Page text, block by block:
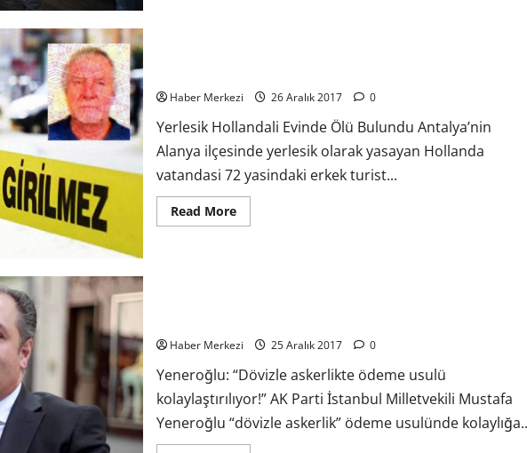
Haber Merkezi 26 Aralık 2017 0
Yerlesik Hollandali Evinde Ölü Bulundu Antalya’nin
Alanya ilçesinde yerlesik olarak yasayan Hollanda
vatandasi 72 yasindaki erkek turist...
Read More
Haber Merkezi 25 Aralık 2017 0
Yeneroğlu: “Dövizle askerlikte ödeme usulü
kolaylaştırılıyor!” AK Parti İstanbul Milletvekili Mustafa
Yeneroğlu “dövizle askerlik” ödeme usulünde